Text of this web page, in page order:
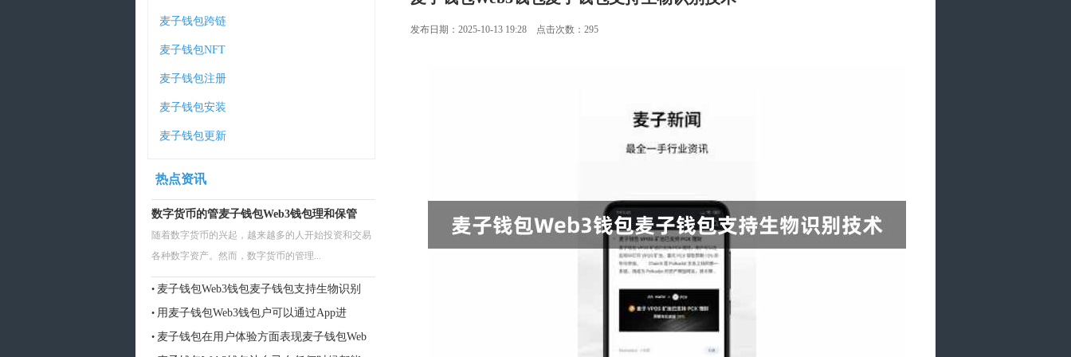
麦子钱包跨链
麦子钱包NFT
麦子钱包注册
麦子钱包安装
麦子钱包更新
热点资讯
数字货币的管麦子钱包Web3钱包理和保管
随着数字货币的兴起，越来越多的人开始投资和交易
各种数字资产。然而，数字货币的管理...
• 麦子钱包Web3钱包麦子钱包支持生物识别
• 用麦子钱包Web3钱包户可以通过App进
• 麦子钱包在用户体验方面表现麦子钱包Web
发布日期：2025-10-13 19:28 点击次数：295